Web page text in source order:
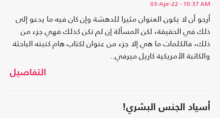
03-Apr-22 - 10:37 AM
أرجو أن لا يكون العنوان مثيرا للدهشة وإن كان فيه ما يدعو إلى
ذلك في الحقيقة، لكن المسألة إن لم تكن كذلك فهي جزء من
ذلك، فالكلمات ما هي إلا جزء من عنوان لكتاب هام كتبته الباحثة
والكاتبة الأمريكية كاريل ميرفي..
التفاصيل
أسياد الجنس البشري!